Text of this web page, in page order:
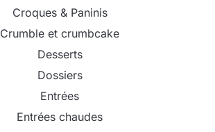
Croques & Paninis
Crumble et crumbcake
Desserts
Dossiers
Entrées
Entrées chaudes